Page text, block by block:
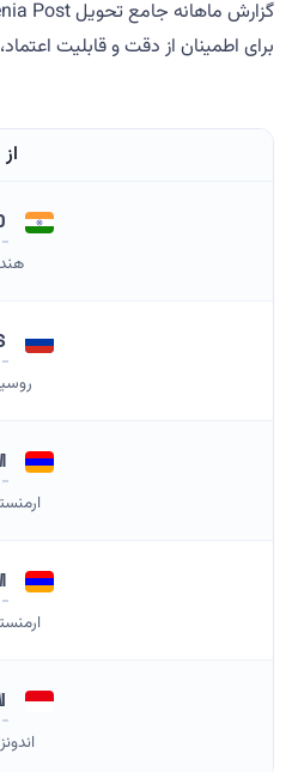
برای اطمینان از دقت و قابلیت
از
هند
ARM
ARM